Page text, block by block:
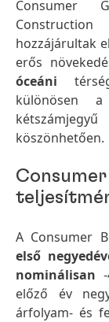
Consumer
hozzájárultak
erős
óceáni
különösen
köszönhetően.
A Consumer
első
nominálisan
előző év
árfolyam- és